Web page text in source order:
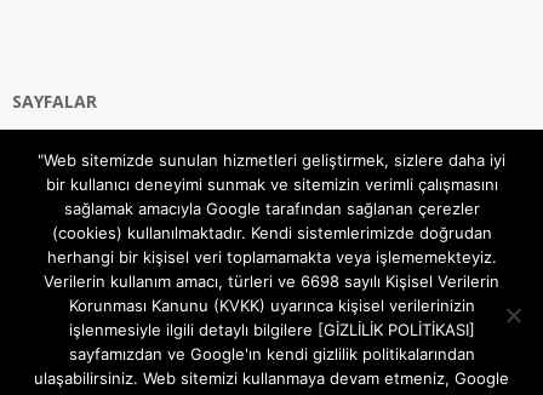
SAYFALAR
Gizlilik ve Çerezler (Cookies) Politikası
Hakkımızda
İletişim Kanalları
MODEM KURULUM
TEKNİK DESTEK
TELEVİZYON SİSTEMLERİ
"Web sitemizde sunulan hizmetleri geliştirmek, sizlere daha iyi
bir kullanıcı deneyimi sunmak ve sitemizin verimli çalışmasını
sağlamak amacıyla Google tarafından sağlanan çerezler
(cookies) kullanılmaktadır. Kendi sistemlerimizde doğrudan
herhangi bir kişisel veri toplamamakta veya işlememekteyiz.
Verilerin kullanım amacı, türleri ve 6698 sayılı Kişisel Verilerin
Korunması Kanunu (KVKK) uyarınca kişisel verilerinizin
işlenmesiyle ilgili detaylı bilgilere [GİZLİLİK POLİTİKASI]
sayfamızdan ve Google'ın kendi gizlilik politikalarından
ulaşabilirsiniz. Web sitemizi kullanmaya devam etmeniz, Google